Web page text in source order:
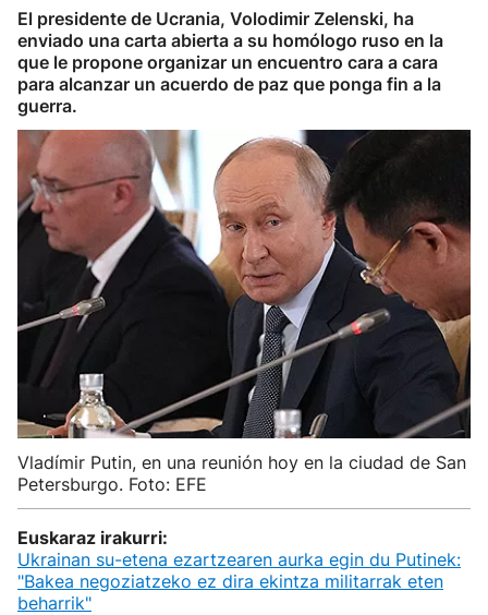
El presidente de Ucrania, Volodimir Zelenski, ha
enviado una carta abierta a su homólogo ruso en la
que le propone organizar un encuentro cara a cara
para alcanzar un acuerdo de paz que ponga fin a la
guerra.
Vladímir Putin, en una reunión hoy en la ciudad de San
Petersburgo. Foto: EFE
Euskaraz irakurri:
Ukrainan su-etena ezartzearen aurka egin du Putinek:
"Bakea negoziatzeko ez dira ekintza militarrak eten
beharrik"